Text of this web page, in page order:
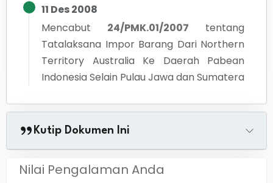
11 Des 2008
Mencabut
24/PMK.01/2007
tentang
Tatalaksana Impor Barang Dari Northern
Territory Australia Ke Daerah Pabean
Indonesia Selain Pulau Jawa dan Sumatera
Kutip Dokumen Ini
Nilai Pengalaman Anda